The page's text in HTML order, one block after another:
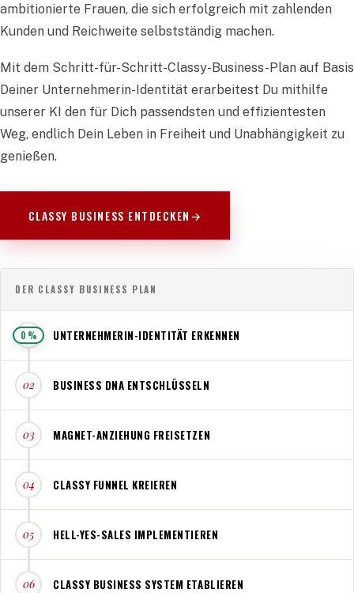
ambitionierte Frauen, die sich erfolgreich mit zahlenden
Kunden und Reichweite selbstständig machen.
Mit dem Schritt-für-Schritt-Classy-Business-Plan auf Basis
Deiner Unternehmerin-Identität erarbeitest Du mithilfe
unserer KI den für Dich passendsten und effizientesten
Weg, endlich Dein Leben in Freiheit und Unabhängigkeit zu
genießen.
CLASSY BUSINESS ENTDECKEN→
DER CLASSY BUSINESS PLAN
0 %
01 UNTERNEHMERIN-IDENTITÄT ERKENNEN
02 BUSINESS DNA ENTSCHLÜSSELN
03 MAGNET-ANZIEHUNG FREISETZEN
04 CLASSY FUNNEL KREIEREN
05 HELL-YES-SALES IMPLEMENTIEREN
06 CLASSY BUSINESS SYSTEM ETABLIEREN